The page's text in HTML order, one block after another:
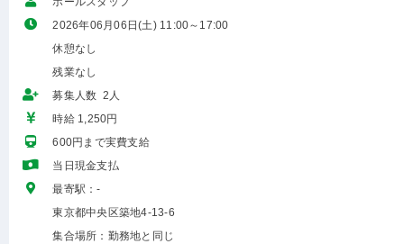
2026年06月06日(土) 11:00～17:00
休憩なし
残業なし
募集人数 2人
時給 1,250円
600円まで実費支給
当日現金支払
最寄駅：-
東京都中央区築地4-13-6
集合場所：勤務地と同じ